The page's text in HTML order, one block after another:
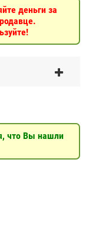
деньги за
что Вы нашли